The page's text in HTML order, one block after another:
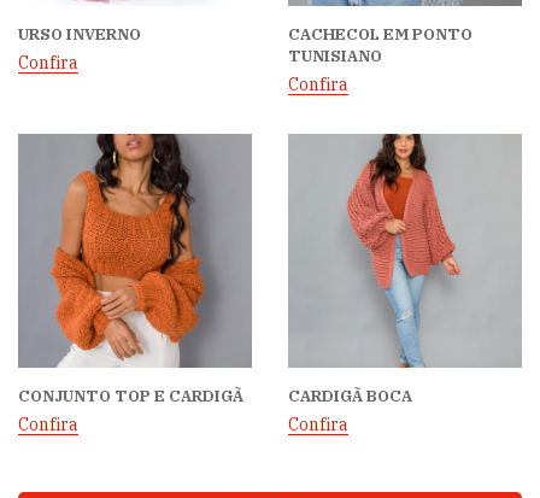
URSO INVERNO
Confira
CACHECOL EM PONTO
TUNISIANO
Confira
CONJUNTO TOP E CARDIGÃ
Confira
CARDIGÃ BOCA
Confira